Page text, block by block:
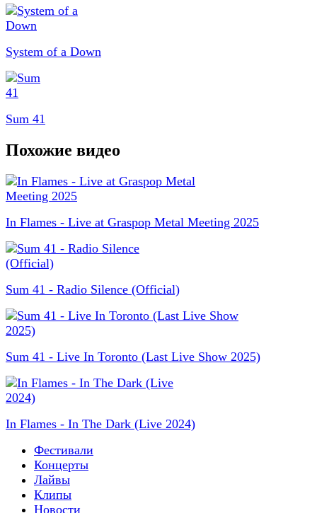
System of a Down
Sum 41
Похожие видео
In Flames - Live at Graspop Metal Meeting 2025
Sum 41 - Radio Silence (Official)
Sum 41 - Live In Toronto (Last Live Show 2025)
In Flames - In The Dark (Live 2024)
Фестивали
Концерты
Лайвы
Клипы
Новости